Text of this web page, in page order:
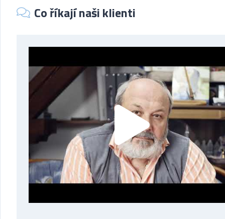
Co říkají naši klienti